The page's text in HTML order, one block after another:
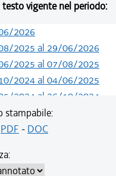
testo vigente nel periodo:
2026
2025 al 29/06/2026
2025 al 07/08/2025
2024 al 04/06/2025
2024 al 26/10/2024
2024 al 13/05/2024
2024 al 08/04/2024
2021 al 31/12/2023
stampabile:
PDF - DOC